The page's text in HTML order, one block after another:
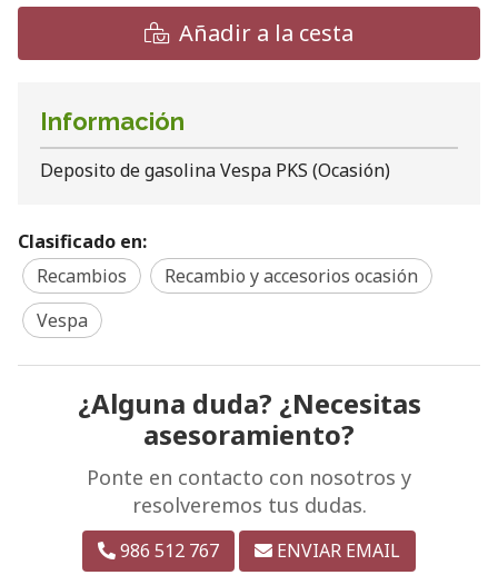
Añadir a la cesta
Información
Deposito de gasolina Vespa PKS (Ocasión)
Clasificado en:
Recambios
Recambio y accesorios ocasión
Vespa
¿Alguna duda? ¿Necesitas
asesoramiento?
Ponte en contacto con nosotros y
resolveremos tus dudas.
986 512 767 ENVIAR EMAIL